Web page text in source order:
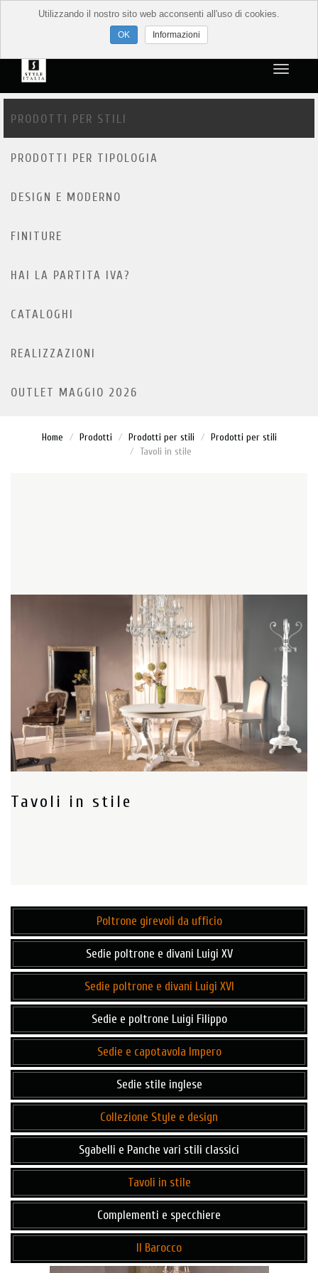
PRODOTTI PER STILI
PRODOTTI PER TIPOLOGIA
DESIGN E MODERNO
FINITURE
HAI LA PARTITA IVA?
CATALOGHI
REALIZZAZIONI
OUTLET MAGGIO 2026
Home Prodotti Prodotti per stili
Prodotti per stili
Tavoli in stile
Tavoli in stile
Poltrone girevoli da ufficio
Sedie poltrone e divani Luigi XV
Sedie poltrone e divani Luigi XVI
Sedie e poltrone Luigi Filippo
Sedie e capotavola Impero
Sedie stile inglese
Collezione Style e design
Sgabelli e Panche vari stili classici
Tavoli in stile
Complementi e specchiere
Il Barocco
Utilizzando il nostro sito web acconsenti all'uso di cookies.
Informazioni